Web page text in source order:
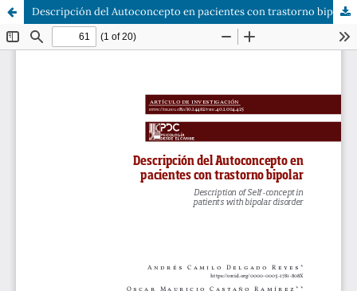
Descripción del Autoconcepto en pacientes con trastorno bipolar.